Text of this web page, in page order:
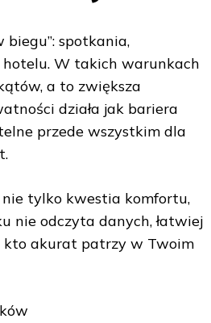
biegu”: spotkania,
W takich warunkach
a to zwiększa
działa jak bariera
przede wszystkim dla
tylko kwestia komfortu,
nie odczyta danych, łatwiej
kto akurat patrzy w Twoim